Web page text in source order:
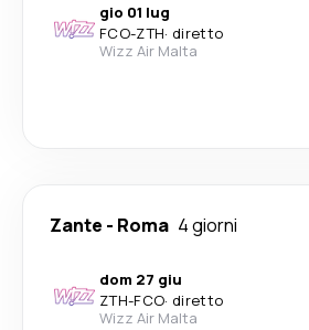
gio 01 lug
FCO-ZTH· diretto
Wizz Air Malta
Zante - Roma 4 giorni
dom 27 giu
ZTH-FCO· diretto
Wizz Air Malta